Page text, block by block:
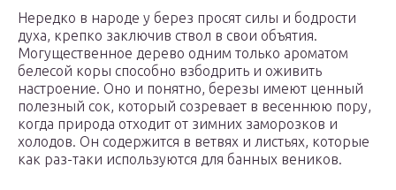
Нередко в народе у берез просят силы и бодрости
духа, крепко заключив ствол в свои объятия.
Могущественное дерево одним только ароматом
белесой коры способно взбодрить и оживить
настроение. Оно и понятно, березы имеют ценный
полезный сок, который созревает в весеннюю пору,
когда природа отходит от зимних заморозков и
холодов. Он содержится в ветвях и листьях, которые
как раз-таки используются для банных веников.